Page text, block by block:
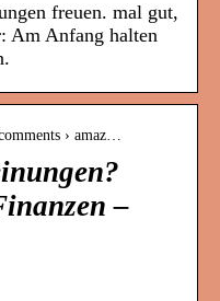
freuen. mal gut,
Am Anfang halten
› amaz…
–